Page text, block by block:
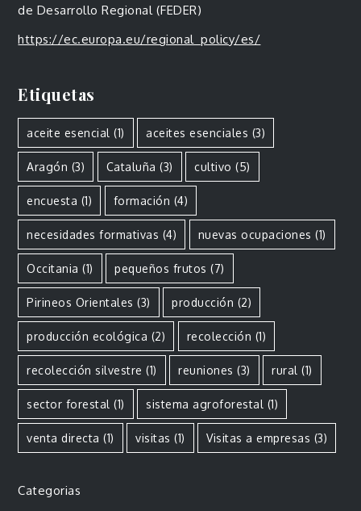
de Desarrollo Regional (FEDER)
https://ec.europa.eu/regional_policy/es/
Etiquetas
aceite esencial (1) aceites esenciales (3)
Aragón (3) Cataluña (3) cultivo (5)
encuesta (1) formación (4)
necesidades formativas (4) nuevas ocupaciones (1)
Occitania (1) pequeños frutos (7)
Pirineos Orientales (3) producción (2)
producción ecológica (2) recolección (1)
recolección silvestre (1) reuniones (3) rural (1)
sector forestal (1) sistema agroforestal (1)
venta directa (1) visitas (1) Visitas a empresas (3)
Categorias